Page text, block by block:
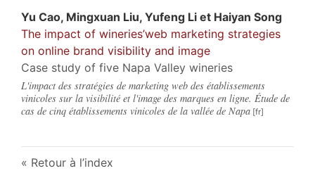
Yu Cao, Mingxuan Liu, Yufeng Li et Haiyan Song
The impact of wineries’web marketing strategies
on online brand visibility and image
Case study of five Napa Valley wineries
L'impact des stratégies de marketing web des établissements
vinicoles sur la visibilité et l'image des marques en ligne. Étude de
cas de cinq établissements vinicoles de la vallée de Napa
Retour à l’index